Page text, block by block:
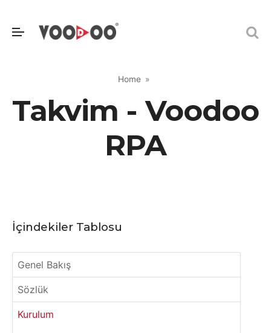
Home
Takvim - Voodoo
RPA
İçindekiler Tablosu
Genel Bakış
Sözlük
Kurulum